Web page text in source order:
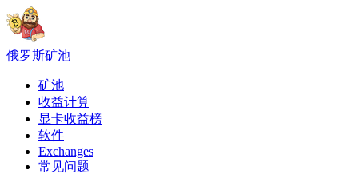
俄罗斯矿池
矿池
收益计算
显卡收益榜
软件
Exchanges
常见问题